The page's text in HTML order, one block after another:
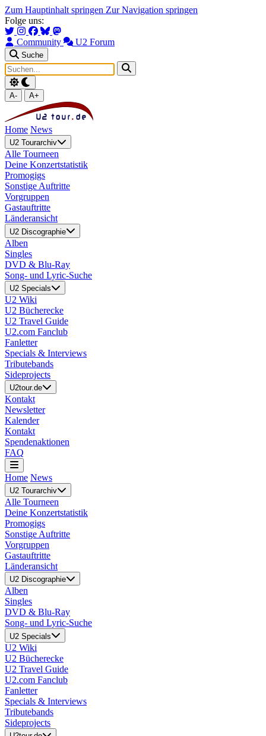
Zum Hauptinhalt springen Zur Navigation springen
Folge uns:
Community U2 Forum
Suche
A- A+
Home News
U2 Tourarchiv
Alle Tourneen
Deine Konzertstatistik
Promogigs
Sonstige Auftritte
Vorgruppen
Gastauftritte
Länderansicht
U2 Discographie
Alben
Singles
DVD & Blu-Ray
Song- und Lyric-Suche
U2 Specials
U2 Wiki
U2 Bücherecke
U2 Travel Guide
U2.com Fanclub
Fanletter
Specials & Interviews
Tributebands
Sideprojects
U2tour.de
Kontakt
Newsletter
Kalender
Kontakt
Spendenaktionen
FAQ
Home News
U2 Tourarchiv
Alle Tourneen
Deine Konzertstatistik
Promogigs
Sonstige Auftritte
Vorgruppen
Gastauftritte
Länderansicht
U2 Discographie
Alben
Singles
DVD & Blu-Ray
Song- und Lyric-Suche
U2 Specials
U2 Wiki
U2 Bücherecke
U2 Travel Guide
U2.com Fanclub
Fanletter
Specials & Interviews
Tributebands
Sideprojects